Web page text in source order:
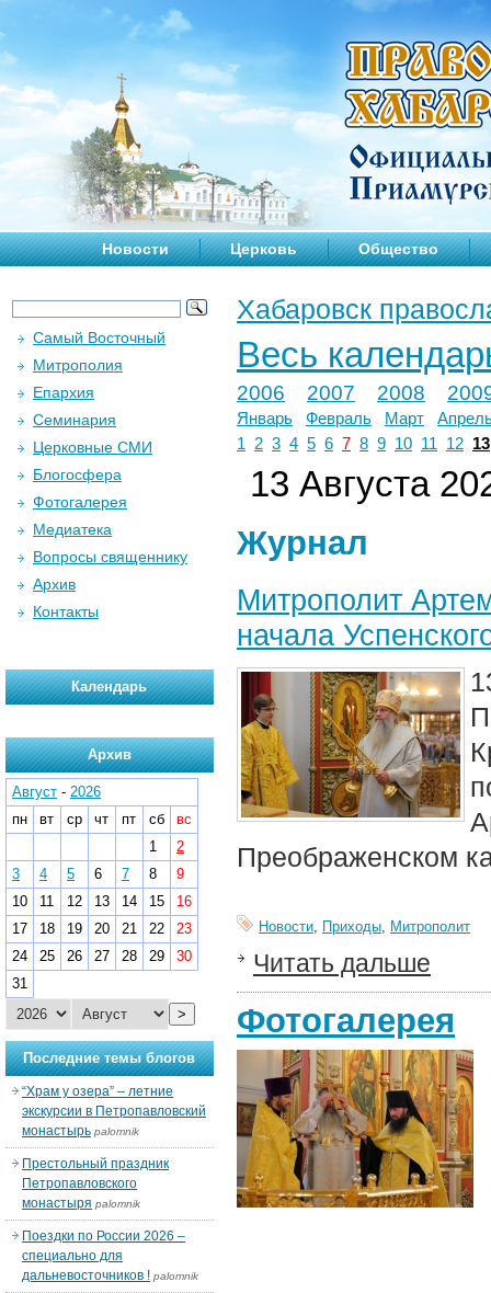
Новости Церковь Общество
Хабаровск
Весь
2006 2007 2008
Январь Февраль Март
1
2 3 4 5 6 7 8 9 10 11 12 13
13 Августа
Журнал
Митрополит
начала
Преображенском
Новости, Приходы, Митрополит
Читать дальше
Фотогалерея
Самый Восточный
Митрополия
Епархия
Семинария
Церковные СМИ
Блогосфера
Фотогалерея
Медиатека
Вопросы священнику
Архив
Контакты
Календарь
Архив
Август - 2026
пн
вт ср чт пт сб
вс
1
2
3
4 5 6 7 8
9
10
11 12 13 14 15
16
17
18 19 20 21 22
23
24
25 26 27 28 29
30
31
>
Последние темы блогов
“Храм у озера” – летние
экскурсии в Петропавловский
монастырь palomnik
Престольный праздник
Петропавловского
монастыря palomnik
Поездки по России 2026 –
специально для
дальневосточников ! palomnik